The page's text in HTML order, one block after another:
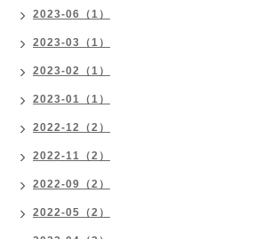
2023-06（1）
2023-03（1）
2023-02（1）
2023-01（1）
2022-12（2）
2022-11（2）
2022-09（2）
2022-05（2）